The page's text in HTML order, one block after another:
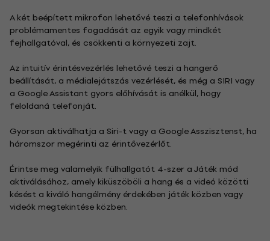
A két beépített mikrofon lehetővé teszi a telefonhívások
problémamentes fogadását az egyik vagy mindkét
fejhallgatóval, és csökkenti a környezeti zajt.
Az intuitív érintésvezérlés lehetővé teszi a hangerő
beállítását, a médialejátszás vezérlését, és még a SIRI vagy
a Google Assistant gyors előhívását is anélkül, hogy
feloldaná telefonját.
Gyorsan aktiválhatja a Siri-t vagy a Google Asszisztenst, ha
háromszor megérinti az érintővezérlőt.
Érintse meg valamelyik fülhallgatót 4-szer a Játék mód
aktiválásához, amely kiküszöböli a hang és a videó közötti
késést a kiváló hangélmény érdekében játék közben vagy
videók megtekintése közben.